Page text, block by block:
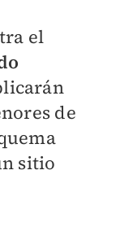
el
de
sitio